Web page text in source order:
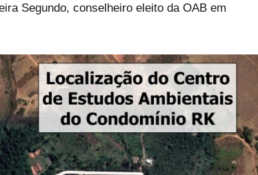
Segundo, conselheiro eleito da OAB em